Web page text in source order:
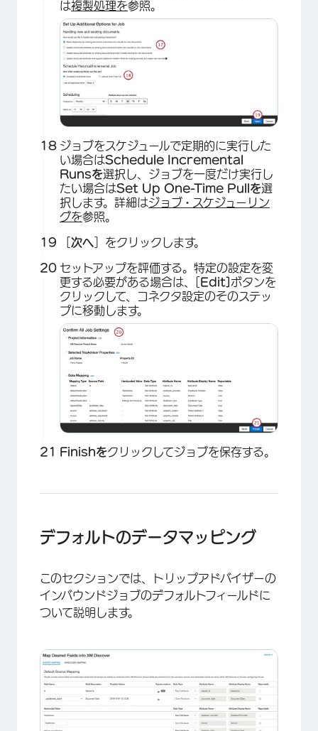
×
は複製処理を参照。
ジョブをスケジュールで定期的に実行した
い場合はSchedule Incremental
Runsを選択し、ジョブを一度だけ実行し
たい場合はSet Up One-Time Pullを選
択します。詳細はジョブ・スケジューリン
グを参照。
次へ ］をクリックします。
セットアップを評価する。特定の設定を変
更する必要がある場合は、[ Edit] ボタンを
クリックして、コネクタ設定のそのステッ
プに移動します。
Finishをクリックしてジョブを保存する。
デフォルトのデータマッピング
このセクションでは、トリップアドバイザーの
インバウンドジョブのデフォルトフィールドに
ついて説明します。